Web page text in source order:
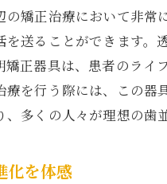
口腔環
日吉本町駅
初回カ
治療計
矯正治療において非
送ることができます
正器具は、患者のラ
を行う際には、この
多くの人々が理想の歯
化を体感